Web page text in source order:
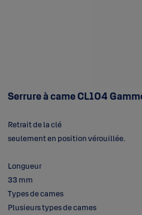
Serrure à came CL104
Retrait de la clé
seulement en position vérouillée.
Longueur
33 mm
Types de cames
Plusieurs types de cames